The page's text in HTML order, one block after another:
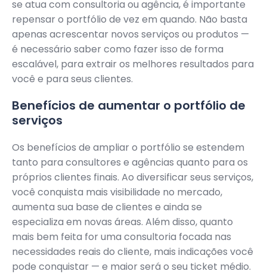
se atua com consultoria ou agência, é importante
repensar o portfólio de vez em quando. Não basta
apenas acrescentar novos serviços ou produtos —
é necessário saber como fazer isso de forma
escalável, para extrair os melhores resultados para
você e para seus clientes.
Benefícios de aumentar o portfólio de
serviços
Os benefícios de ampliar o portfólio se estendem
tanto para consultores e agências quanto para os
próprios clientes finais. Ao diversificar seus serviços,
você conquista mais visibilidade no mercado,
aumenta sua base de clientes e ainda se
especializa em novas áreas. Além disso, quanto
mais bem feita for uma consultoria focada nas
necessidades reais do cliente, mais indicações você
pode conquistar — e maior será o seu ticket médio.